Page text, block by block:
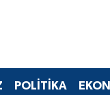
POLİTİKA